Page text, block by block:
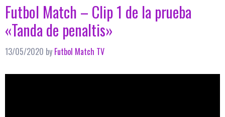
Futbol Match – Clip 1 de la prueba
«Tanda de penaltis»
13/05/2020 by Futbol Match TV